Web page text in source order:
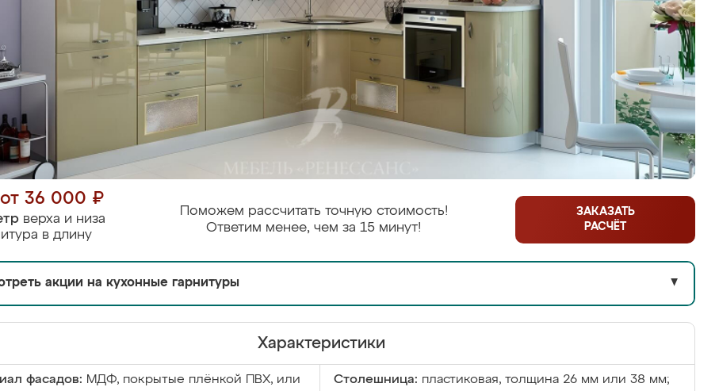
36 000 ₽
верха и низа
в длину
Поможем рассчитать точную стоимость!
Ответим менее, чем за 15 минут!
ЗАКАЗАТЬ
РАСЧЁТ
акции на кухонные гарнитуры ▼
Характеристики
фасадов: МДФ, покрытые плёнкой ПВХ, или
Столешница: пластиковая, толщина 26 мм или 38 мм;